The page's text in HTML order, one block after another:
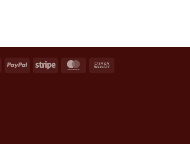
Visa PayPal Stripe MasterCard